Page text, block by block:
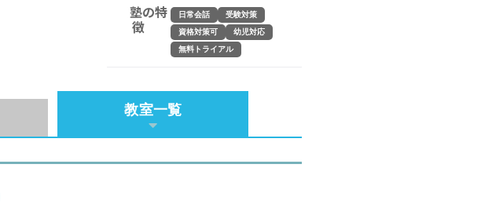
塾の特
徴
日常会話
受験対策
資格対策可
幼児対応
無料トライアル
教室一覧